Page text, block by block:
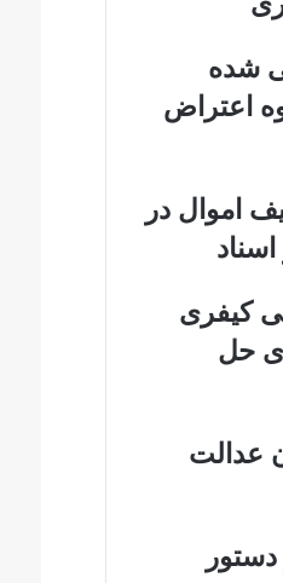
شده
اعتراض
اموال در
کیفری
حل
عدالت